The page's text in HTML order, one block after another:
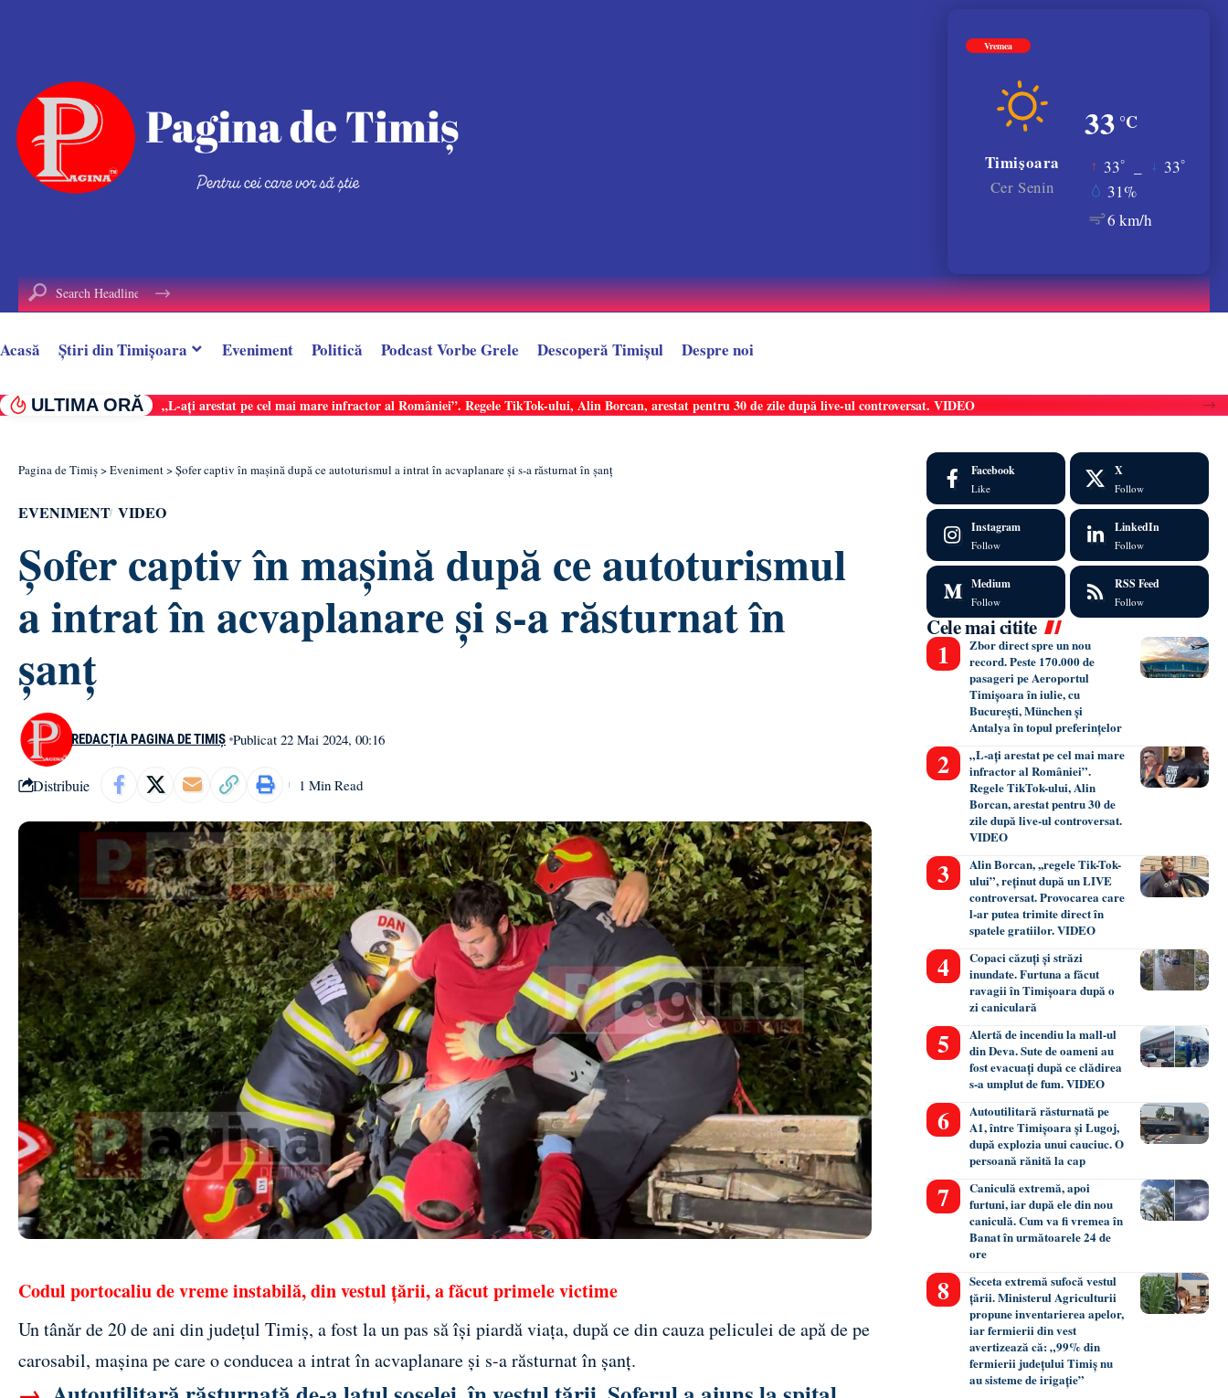
Vremea
33 °C
Timișoara
Cer Senin
33° 33°
31%
6 km/h
Acasă Știri din Timișoara Eveniment Politică Podcast Vorbe Grele Descoperă Timișul Despre noi
ULTIMA ORĂ Alin Borcan, ,,regele Tik-Tok-ului”, reținut după un LIVE controversat. Provocarea care l-ar putea trimite direct în spatele gratiilor. VIDEO
Pagina de Timiș>Eveniment>Șofer captiv în mașină după ce autoturismul a intrat în acvaplanare și s-a răsturnat în șanț
EVENIMENT VIDEO
Șofer captiv în mașină după ce autoturismul
a intrat în acvaplanare și s-a răsturnat în
șanț
REDACȚIA PAGINA DE TIMIȘ Publicat 22 Mai 2024, 00:16
Distribuie 1 Min Read
Codul portocaliu de vreme instabilă, din vestul țării, a făcut primele victime
Un tânăr de 20 de ani din județul Timiș, a fost la un pas să își piardă viața, după ce din cauza peliculei de apă de pe
carosabil, mașina pe care o conducea a intrat în acvaplanare și s-a răsturnat în șanț.
Facebook
Like
X
Follow
Instagram
Follow
LinkedIn
Follow
Medium
Follow
RSS Feed
Follow
Cele mai citite
Zbor direct spre un nou
record. Peste 170.000 de
pasageri pe Aeroportul
Timișoara în iulie, cu
București, München și
Antalya în topul preferințelor
„L-ați arestat pe cel mai mare
infractor al României”.
Regele TikTok-ului, Alin
Borcan, arestat pentru 30 de
zile după live-ul controversat.
VIDEO
Alin Borcan, ,,regele Tik-Tok-
ului”, reținut după un LIVE
controversat. Provocarea care
l-ar putea trimite direct în
spatele gratiilor. VIDEO
Copaci căzuți și străzi
inundate. Furtuna a făcut
ravagii în Timișoara după o
zi caniculară
Alertă de incendiu la mall-ul
din Deva. Sute de oameni au
fost evacuați după ce clădirea
s-a umplut de fum. VIDEO
Autoutilitară răsturnată pe
A1, între Timișoara și Lugoj,
după explozia unui cauciuc. O
persoană rănită la cap
Caniculă extremă, apoi
furtuni, iar după ele din nou
caniculă. Cum va fi vremea în
Banat în următoarele 24 de
ore
Seceta extremă sufocă vestul
țării. Ministerul Agriculturii
propune inventarierea apelor,
iar fermierii din vest
avertizează că: „99% din
fermierii județului Timiș nu
au sisteme de irigație”